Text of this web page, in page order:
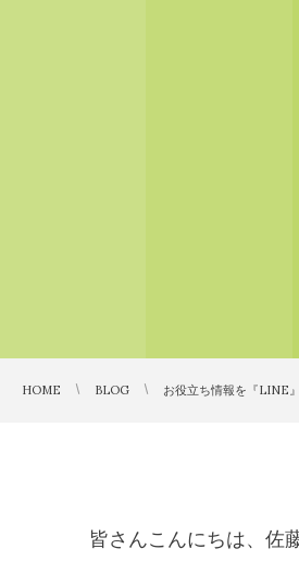
HOME BLOG お役立ち情報を『LINE
皆さんこんにちは、佐